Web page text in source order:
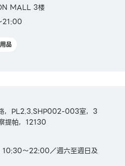
MALL 3楼
21:00
品
，PL2.3.SHP002-003室，3
提帕，12130
10:30～22:00／週六至週日及